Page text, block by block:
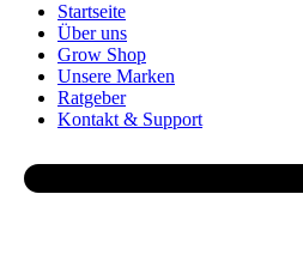
Startseite
Über uns
Grow Shop
Unsere Marken
Ratgeber
Kontakt & Support